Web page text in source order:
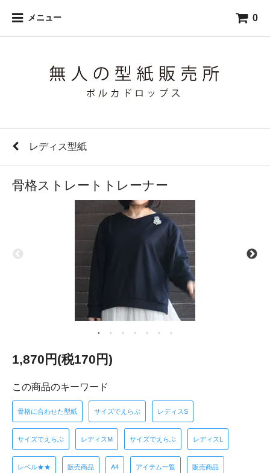
メニュー 0
レディス型紙
骨格ストレートトレーナー
1,870円(税170円)
この商品のキーワード
骨格に合わせた型紙 サイズでえらぶ レディスS
サイズでえらぶ レディスM サイズでえらぶ レディスL
レベル★★ 販売商品 A4 アイテム一覧 販売商品